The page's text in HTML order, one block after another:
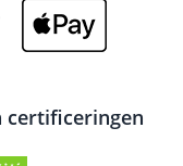
certificeringen